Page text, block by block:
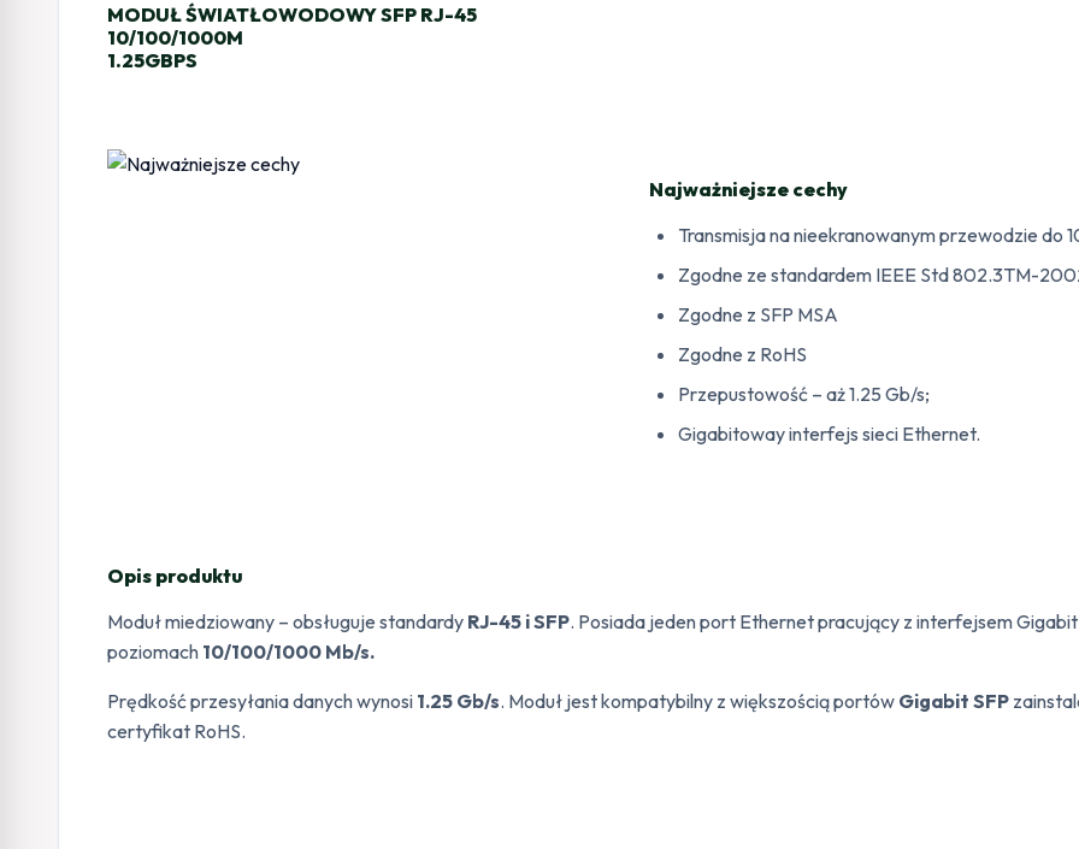
MODUŁ ŚWIATŁOWODOWY SFP RJ-45
10/100/1000M
1.25GBPS
Najważniejsze cechy
Transmisja na nieekranowanym przewodzie do
Zgodne ze standardem IEEE Std 802.3TM-
Zgodne z SFP MSA
Zgodne z RoHS
Przepustowość – aż 1.25 Gb/s;
Gigabitoway interfejs sieci Ethernet.
Opis produktu
Moduł miedziowany – obsługuje standardy RJ-45 i SFP. Posiada jeden port Ethernet pracujący z interfejsem
poziomach 10/100/1000 Mb/s.
Prędkość przesyłania danych wynosi 1.25 Gb/s. Moduł jest kompatybilny z większością portów Gigabit SFP
certyfikat RoHS.